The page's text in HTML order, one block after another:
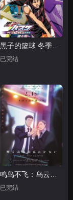
已完结
鸣鸟不飞：乌云密布
已完结